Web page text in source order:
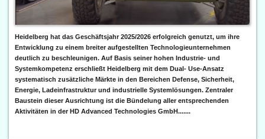
Heidelberg hat das Geschäftsjahr 2025/2026 erfolgreich genutzt, um ihre
Entwicklung zu einem breiter aufgestellten Technologieunternehmen
deutlich zu beschleunigen. Auf Basis seiner hohen Industrie- und
Systemkompetenz erschließt Heidelberg mit dem Dual- Use-Ansatz
systematisch zusätzliche Märkte in den Bereichen Defense, Sicherheit,
Energie, Ladeinfrastruktur und industrielle Systemlösungen. Zentraler
Baustein dieser Ausrichtung ist die Bündelung aller entsprechenden
Aktivitäten in der HD Advanced Technologies GmbH.......